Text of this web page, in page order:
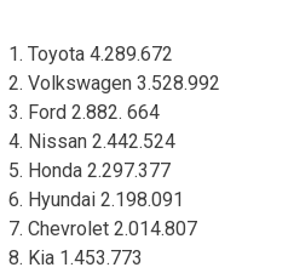
1. Toyota 4.289.672
2. Volkswagen 3.528.992
3. Ford 2.882. 664
4. Nissan 2.442.524
5. Honda 2.297.377
6. Hyundai 2.198.091
7. Chevrolet 2.014.807
8. Kia 1.453.773